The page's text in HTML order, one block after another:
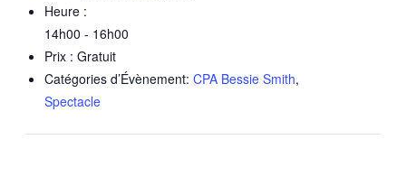
Heure :
14h00 - 16h00
Prix : Gratuit
Catégories d’Évènement: CPA Bessie Smith,
Spectacle